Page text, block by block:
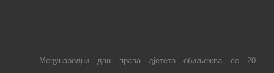
Међународни дан права дјетета обиљежва се 20.